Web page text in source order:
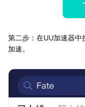
第二步：在UU加速器中
加速。